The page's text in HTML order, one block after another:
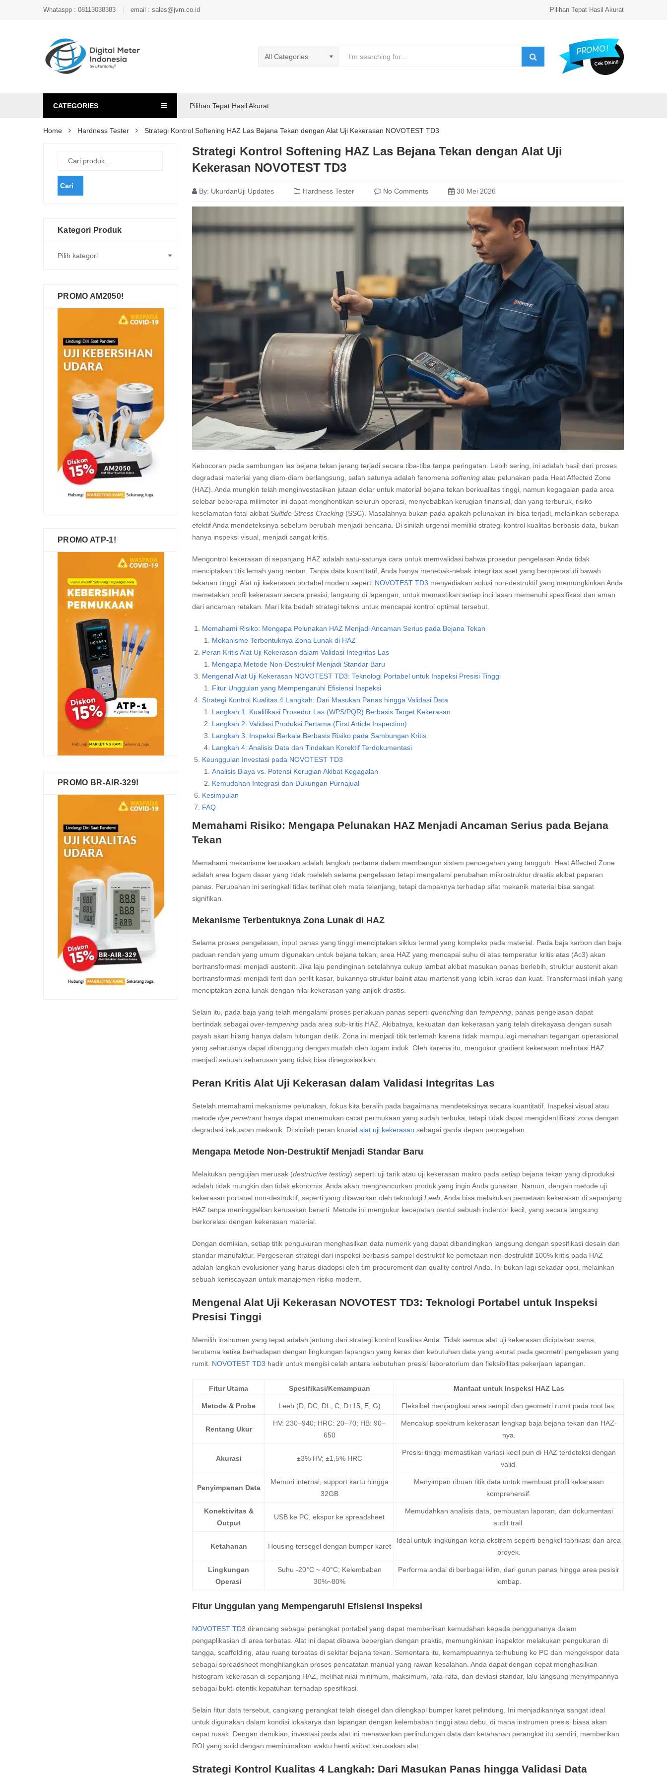
Whataspp : 08113038383 email : sales@jvm.co.id Pilihan Tepat Hasil Akurat
CATEGORIES Pilihan Tepat Hasil Akurat
Home Hardness Tester Strategi Kontrol Softening HAZ Las Bejana Tekan dengan Alat Uji Kekerasan NOVOTEST TD3
Strategi Kontrol Softening HAZ Las Bejana Tekan dengan Alat Uji
Kekerasan NOVOTEST TD3
By: UkurdanUji Updates Hardness Tester No Comments 30 Mei 2026
Kebocoran pada sambungan las bejana tekan jarang terjadi secara tiba-tiba tanpa peringatan. Lebih sering, ini adalah hasil dari proses
degradasi material yang diam-diam berlangsung, salah satunya adalah fenomena softening atau pelunakan pada Heat Affected Zone
(HAZ). Anda mungkin telah menginvestasikan jutaan dolar untuk material bejana tekan berkualitas tinggi, namun kegagalan pada area
selebar beberapa milimeter ini dapat menghentikan seluruh operasi, menyebabkan kerugian finansial, dan yang terburuk, risiko
keselamatan fatal akibat Sulfide Stress Cracking (SSC). Masalahnya bukan pada apakah pelunakan ini bisa terjadi, melainkan seberapa
efektif Anda mendeteksinya sebelum berubah menjadi bencana. Di sinilah urgensi memiliki strategi kontrol kualitas berbasis data, bukan
hanya inspeksi visual, menjadi sangat kritis.
Mengontrol kekerasan di sepanjang HAZ adalah satu-satunya cara untuk memvalidasi bahwa prosedur pengelasan Anda tidak
menciptakan titik lemah yang rentan. Tanpa data kuantitatif, Anda hanya menebak-nebak integritas aset yang beroperasi di bawah
tekanan tinggi. Alat uji kekerasan portabel modern seperti NOVOTEST TD3 menyediakan solusi non-destruktif yang memungkinkan Anda
memetakan profil kekerasan secara presisi, langsung di lapangan, untuk memastikan setiap inci lasan memenuhi spesifikasi dan aman
dari ancaman retakan. Mari kita bedah strategi teknis untuk mencapai kontrol optimal tersebut.
Memahami Risiko: Mengapa Pelunakan HAZ Menjadi Ancaman Serius pada Bejana Tekan
Mekanisme Terbentuknya Zona Lunak di HAZ
Peran Kritis Alat Uji Kekerasan dalam Validasi Integritas Las
Mengapa Metode Non-Destruktif Menjadi Standar Baru
Mengenal Alat Uji Kekerasan NOVOTEST TD3: Teknologi Portabel untuk Inspeksi Presisi Tinggi
Fitur Unggulan yang Mempengaruhi Efisiensi Inspeksi
Strategi Kontrol Kualitas 4 Langkah: Dari Masukan Panas hingga Validasi Data
Langkah 1: Kualifikasi Prosedur Las (WPS/PQR) Berbasis Target Kekerasan
Langkah 2: Validasi Produksi Pertama (First Article Inspection)
Langkah 3: Inspeksi Berkala Berbasis Risiko pada Sambungan Kritis
Langkah 4: Analisis Data dan Tindakan Korektif Terdokumentasi
Keunggulan Investasi pada NOVOTEST TD3
Analisis Biaya vs. Potensi Kerugian Akibat Kegagalan
Kemudahan Integrasi dan Dukungan Purnajual
Kesimpulan
FAQ
Memahami Risiko: Mengapa Pelunakan HAZ Menjadi Ancaman Serius pada Bejana
Tekan
Memahami mekanisme kerusakan adalah langkah pertama dalam membangun sistem pencegahan yang tangguh. Heat Affected Zone
adalah area logam dasar yang tidak meleleh selama pengelasan tetapi mengalami perubahan mikrostruktur drastis akibat paparan
panas. Perubahan ini seringkali tidak terlihat oleh mata telanjang, tetapi dampaknya terhadap sifat mekanik material bisa sangat
signifikan.
Mekanisme Terbentuknya Zona Lunak di HAZ
Selama proses pengelasan, input panas yang tinggi menciptakan siklus termal yang kompleks pada material. Pada baja karbon dan baja
paduan rendah yang umum digunakan untuk bejana tekan, area HAZ yang mencapai suhu di atas temperatur kritis atas (Ac3) akan
bertransformasi menjadi austenit. Jika laju pendinginan setelahnya cukup lambat akibat masukan panas berlebih, struktur austenit akan
bertransformasi menjadi ferit dan perlit kasar, bukannya struktur bainit atau martensit yang lebih keras dan kuat. Transformasi inilah yang
menciptakan zona lunak dengan nilai kekerasan yang anjlok drastis.
Selain itu, pada baja yang telah mengalami proses perlakuan panas seperti quenching dan tempering , panas pengelasan dapat
bertindak sebagai over-tempering pada area sub-kritis HAZ. Akibatnya, kekuatan dan kekerasan yang telah direkayasa dengan susah
payah akan hilang hanya dalam hitungan detik. Zona ini menjadi titik terlemah karena tidak mampu lagi menahan tegangan operasional
yang seharusnya dapat ditanggung dengan mudah oleh logam induk. Oleh karena itu, mengukur gradient kekerasan melintasi HAZ
menjadi sebuah keharusan yang tidak bisa dinegosiasikan.
Peran Kritis Alat Uji Kekerasan dalam Validasi Integritas Las
Setelah memahami mekanisme pelunakan, fokus kita beralih pada bagaimana mendeteksinya secara kuantitatif. Inspeksi visual atau
metode dye penetranthanya dapat menemukan cacat permukaan yang sudah terbuka, tetapi tidak dapat mengidentifikasi zona dengan
degradasi kekuatan mekanik. Di sinilah peran krusial alat uji kekerasan sebagai garda depan pencegahan.
Mengapa Metode Non-Destruktif Menjadi Standar Baru
Melakukan pengujian merusak (destructive testing) seperti uji tarik atau uji kekerasan makro pada setiap bejana tekan yang diproduksi
adalah tidak mungkin dan tidak ekonomis. Anda akan menghancurkan produk yang ingin Anda gunakan. Namun, dengan metode uji
kekerasan portabel non-destruktif, seperti yang ditawarkan oleh teknologi Leeb , Anda bisa melakukan pemetaan kekerasan di sepanjang
HAZ tanpa meninggalkan kerusakan berarti. Metode ini mengukur kecepatan pantul sebuah indentor kecil, yang secara langsung
berkorelasi dengan kekerasan material.
Dengan demikian, setiap titik pengukuran menghasilkan data numerik yang dapat dibandingkan langsung dengan spesifikasi desain dan
standar manufaktur. Pergeseran strategi dari inspeksi berbasis sampel destruktif ke pemetaan non-destruktif 100% kritis pada HAZ
adalah langkah evolusioner yang harus diadopsi oleh tim procurement dan quality control Anda. Ini bukan lagi sekadar opsi, melainkan
sebuah keniscayaan untuk manajemen risiko modern.
Mengenal Alat Uji Kekerasan NOVOTEST TD3: Teknologi Portabel untuk Inspeksi
Presisi Tinggi
Memilih instrumen yang tepat adalah jantung dari strategi kontrol kualitas Anda. Tidak semua alat uji kekerasan diciptakan sama,
terutama ketika berhadapan dengan lingkungan lapangan yang keras dan kebutuhan data yang akurat pada geometri pengelasan yang
rumit. NOVOTEST TD3 hadir untuk mengisi celah antara kebutuhan presisi laboratorium dan fleksibilitas pekerjaan lapangan.
Fitur Utama Spesifikasi/Kemampuan Manfaat untuk Inspeksi HAZ Las
Metode & Probe Leeb (D, DC, DL, C, D+15, E, G) Fleksibel menjangkau area sempit dan geometri rumit pada root las.
Rentang Ukur
HV: 230–940; HRC: 20–70; HB: 90–
650
Mencakup spektrum kekerasan lengkap baja bejana tekan dan HAZ-
nya.
Akurasi ±3% HV; ±1,5% HRC
Presisi tinggi memastikan variasi kecil pun di HAZ terdeteksi dengan
valid.
Penyimpanan Data
Memori internal, support kartu hingga
32GB
Menyimpan ribuan titik data untuk membuat profil kekerasan
komprehensif.
Konektivitas &
Output
USB ke PC, ekspor ke spreadsheet
Memudahkan analisis data, pembuatan laporan, dan dokumentasi
audit trail.
Ketahanan Housing tersegel dengan bumper karet
Ideal untuk lingkungan kerja ekstrem seperti bengkel fabrikasi dan area
proyek.
Lingkungan
Operasi
Suhu -20°C ~ 40°C; Kelembaban
30%~80%
Performa andal di berbagai iklim, dari gurun panas hingga area pesisir
lembap.
Fitur Unggulan yang Mempengaruhi Efisiensi Inspeksi
NOVOTEST TD3 dirancang sebagai perangkat portabel yang dapat memberikan kemudahan kepada penggunanya dalam
pengaplikasian di area terbatas. Alat ini dapat dibawa bepergian dengan praktis, memungkinkan inspektor melakukan pengukuran di
tangga, scaffolding, atau ruang terbatas di sekitar bejana tekan. Sementara itu, kemampuannya terhubung ke PC dan mengekspor data
sebagai spreadsheet menghilangkan proses pencatatan manual yang rawan kesalahan. Anda dapat dengan cepat menghasilkan
histogram kekerasan di sepanjang HAZ, melihat nilai minimum, maksimum, rata-rata, dan deviasi standar, lalu langsung menyimpannya
sebagai bukti otentik kepatuhan terhadap spesifikasi.
Selain fitur data tersebut, cangkang perangkat telah disegel dan dilengkapi bumper karet pelindung. Ini menjadikannya sangat ideal
untuk digunakan dalam kondisi lokakarya dan lapangan dengan kelembaban tinggi atau debu, di mana instrumen presisi biasa akan
cepat rusak. Dengan demikian, investasi pada alat ini menawarkan perlindungan data dan ketahanan perangkat itu sendiri, memberikan
ROI yang solid dengan meminimalkan waktu henti akibat kerusakan alat.
Strategi Kontrol Kualitas 4 Langkah: Dari Masukan Panas hingga Validasi Data
Cari
Kategori Produk
PROMO AM2050!
PROMO ATP-1!
PROMO BR-AIR-329!